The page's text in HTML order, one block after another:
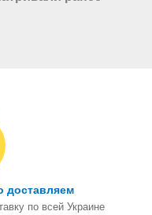
доставляем
по всей Украине